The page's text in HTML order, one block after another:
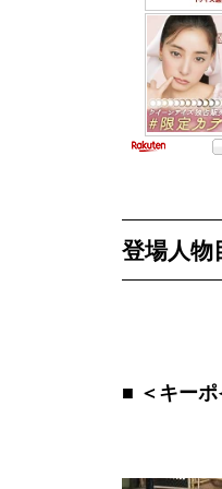
登場人物
＜キー